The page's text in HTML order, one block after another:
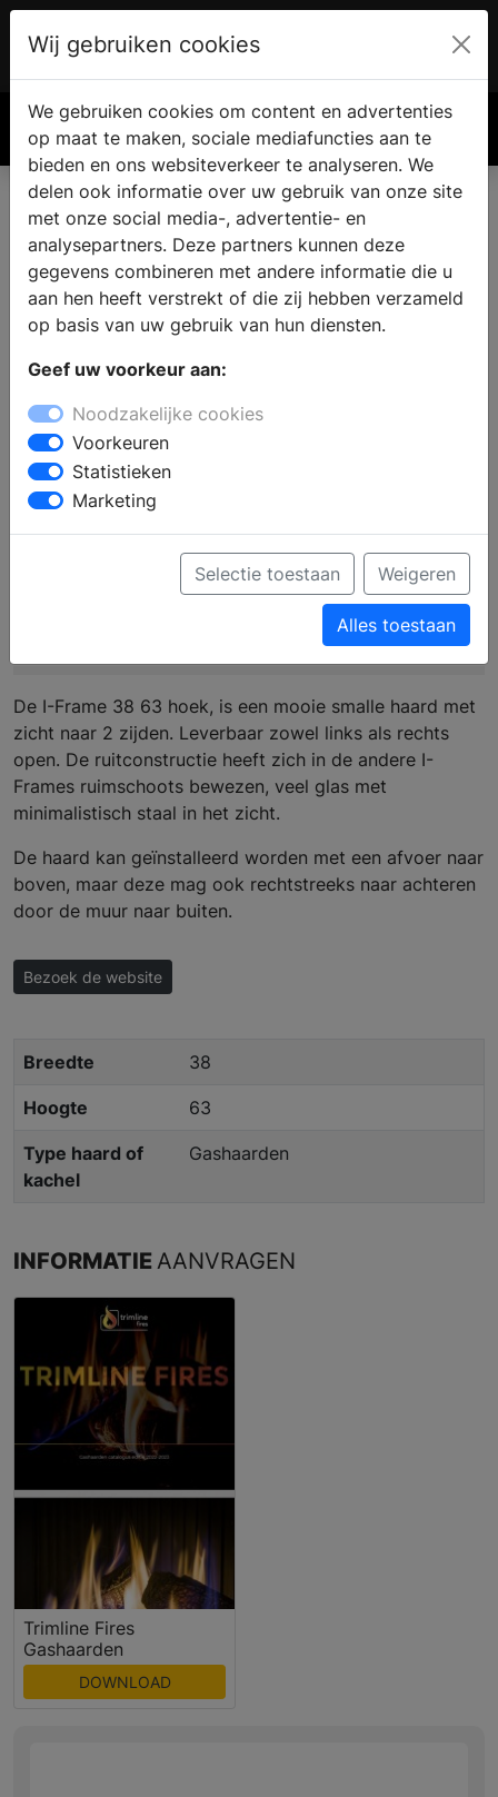
€ 0.00
I-Frame 38 63 Hoek
De I-Frame 38 63 hoek, is een mooie smalle haard met
zicht naar 2 zijden. Leverbaar zowel links als rechts
open. De ruitconstructie heeft zich in de andere I-
Frames ruimschoots bewezen, veel glas met
minimalistisch staal in het zicht.
De haard kan geïnstalleerd worden met een afvoer naar
boven, maar deze mag ook rechtstreeks naar achteren
door de muur naar buiten.
Bezoek de website
Breedte 38
Hoogte 63
Type haard of
kachel
Gashaarden
INFORMATIEAANVRAGEN
Trimline Fires
Gashaarden
DOWNLOAD
Wij gebruiken cookies
We gebruiken cookies om content en advertenties
op maat te maken, sociale mediafuncties aan te
bieden en ons websiteverkeer te analyseren. We
delen ook informatie over uw gebruik van onze site
met onze social media-, advertentie- en
analysepartners. Deze partners kunnen deze
gegevens combineren met andere informatie die u
aan hen heeft verstrekt of die zij hebben verzameld
op basis van uw gebruik van hun diensten.
Geef uw voorkeur aan:
Noodzakelijke cookies
Voorkeuren
Statistieken
Marketing
Selectie toestaan Weigeren
Alles toestaan